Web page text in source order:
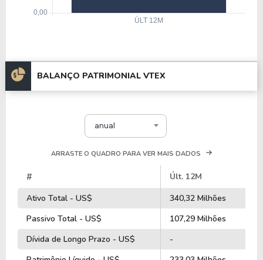
BALANÇO PATRIMONIAL VTEX
anual
ARRASTE O QUADRO PARA VER MAIS DADOS
#
Últ. 12M
Ativo Total - US$
340,32 Milhões
Passivo Total - US$
107,29 Milhões
Dívida de Longo Prazo - US$
-